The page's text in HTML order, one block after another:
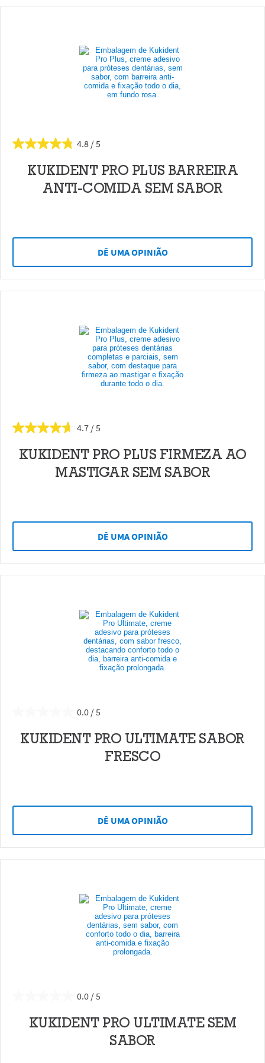
4.8
KUKIDENT PRO PLUS BARREIRA
ANTI-COMIDA SEM SABOR
DÊ UMA OPINIÃO
4.7
KUKIDENT PRO PLUS FIRMEZA AO
MASTIGAR SEM SABOR
DÊ UMA OPINIÃO
0.0
KUKIDENT PRO ULTIMATE SABOR
FRESCO
DÊ UMA OPINIÃO
0.0
KUKIDENT PRO ULTIMATE SEM
SABOR